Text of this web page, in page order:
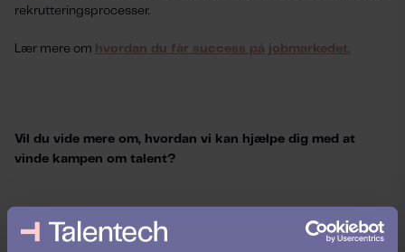
rekrutteringsprocesser.
Lær mere om hvordan du får success på jobmarkedet.
Vil du vide mere om, hvordan vi kan hjælpe dig med at
vinde kampen om talent?